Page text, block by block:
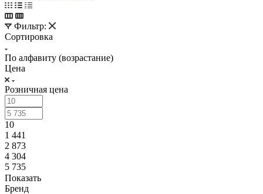
Фильтр:
Сортировка
По алфавиту (возрастание)
Цена
Розничная цена
10
1 441
2 873
4 304
5 735
Показать
Бренд